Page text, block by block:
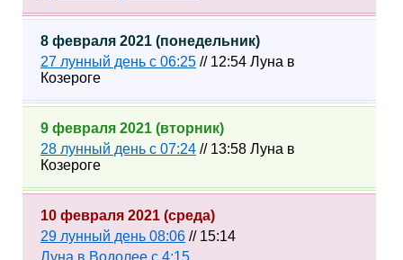
8 февраля 2021 (понедельник)
27 лунный день с 06:25 // 12:54 Луна в
Козероге
9 февраля 2021 (вторник)
28 лунный день с 07:24 // 13:58 Луна в
Козероге
10 февраля 2021 (среда)
29 лунный день 08:06 // 15:14